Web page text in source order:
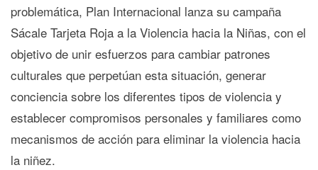
problemática, Plan Internacional lanza su campaña
Sácale Tarjeta Roja a la Violencia hacia la Niñas, con el
objetivo de unir esfuerzos para cambiar patrones
culturales que perpetúan esta situación, generar
conciencia sobre los diferentes tipos de violencia y
establecer compromisos personales y familiares como
mecanismos de acción para eliminar la violencia hacia
la niñez.